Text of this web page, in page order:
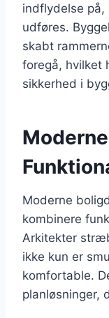
indflydelse
udføres.
skabt
foregå, hvilket
sikkerhed i
Moderne
kombinere
Arkitekter
ikke kun er
komfortable.
planløsninger,